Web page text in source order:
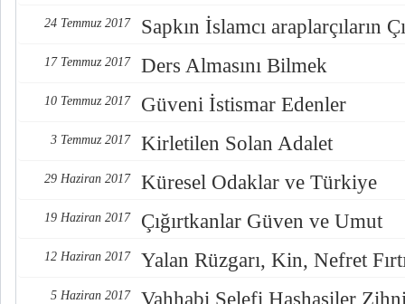
24 Temmuz 2017 Sapkın İslamcı araplarçıların
17 Temmuz 2017 Ders Almasını Bilmek
10 Temmuz 2017 Güveni İstismar Edenler
3 Temmuz 2017 Kirletilen Solan Adalet
29 Haziran 2017 Küresel Odaklar ve Türkiye
19 Haziran 2017 Çığırtkanlar Güven ve Umut
12 Haziran 2017 Yalan Rüzgarı, Kin, Nefret
5 Haziran 2017 Vahhabi Selefi Haşhaşiler